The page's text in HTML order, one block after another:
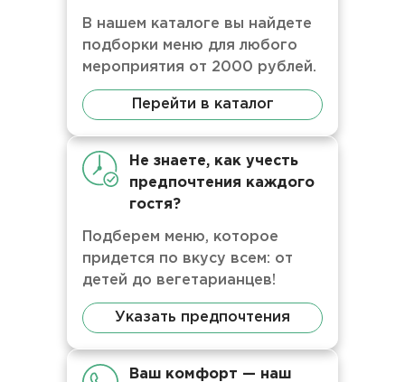
В нашем каталоге вы найдете
подборки меню для любого
мероприятия от 2000 рублей.
Перейти в каталог
Не знаете, как учесть
предпочтения каждого
гостя?
Подберем меню, которое
придется по вкусу всем: от
детей до вегетарианцев!
Указать предпочтения
Ваш комфорт — наш